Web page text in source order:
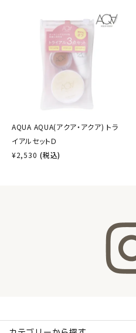
AQUA AQUA(アクア・アクア) トラ
イアルセットＤ
¥2,530 (税込)